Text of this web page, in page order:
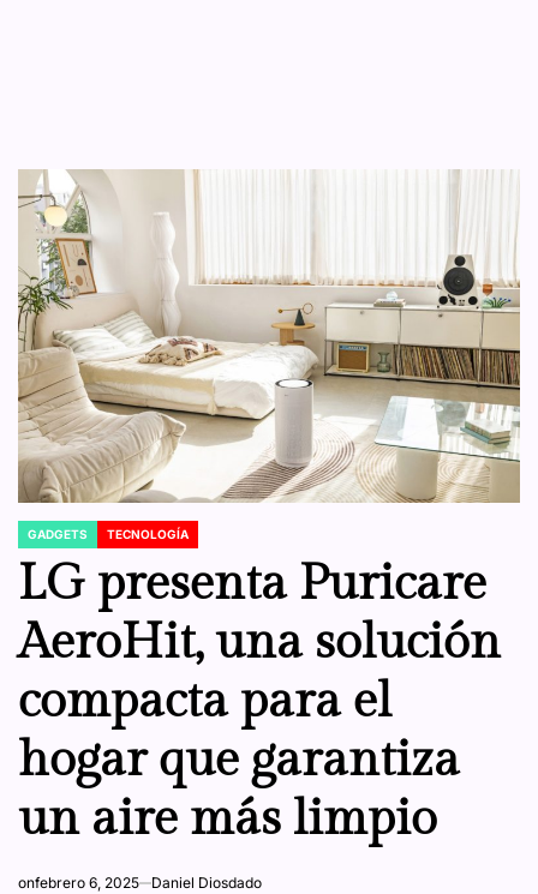
POSTED
IN
GADGETS TECNOLOGÍA
LG presenta Puricare
AeroHit, una solución
compacta para el
hogar que garantiza
un aire más limpio
onfebrero 6, 2025 Daniel Diosdado